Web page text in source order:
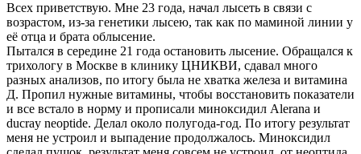
Всех приветствую. Мне 23 года, начал лысеть в связи с
возрастом, из-за генетики лысею, так как по маминой линии у
её отца и брата облысение.
Пытался в середине 21 года остановить лысение. Обращался к
трихологу в Москве в клинику ЦНИКВИ, сдавал много
разных анализов, по итогу была не хватка железа и витамина
Д. Пропил нужные витамины, чтобы восстановить показатели
и все встало в норму и прописали миноксидил Alerana и
ducray neoptide. Делал около полугода-год. По итогу результат
меня не устроил и выпадение продолжалось. Миноксидил